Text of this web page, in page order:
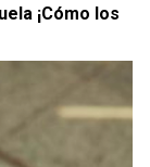
¡Cómo los